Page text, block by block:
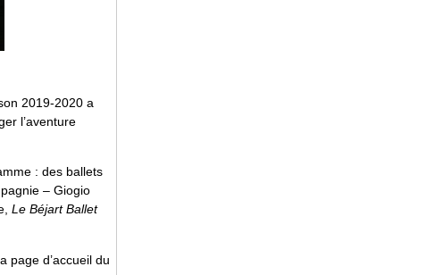
2019-2020 a
l’aventure
: des ballets
– Giogio
Le Béjart Ballet
page d’accueil du